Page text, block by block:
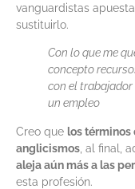
vanguardistas
sustituirlo.
Con lo que me
concepto
con el trabajador
un empleo
Creo que los términos
anglicismos , al final,
aleja aún más a las
esta profesión.